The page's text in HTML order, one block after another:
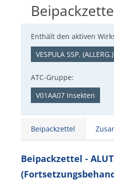
Enthält den aktiven
VESPULA SSP. (ALLERG.)
ATC-Gruppe:
V01AA07 Insekten
Beipackzettel
Beipackzettel -